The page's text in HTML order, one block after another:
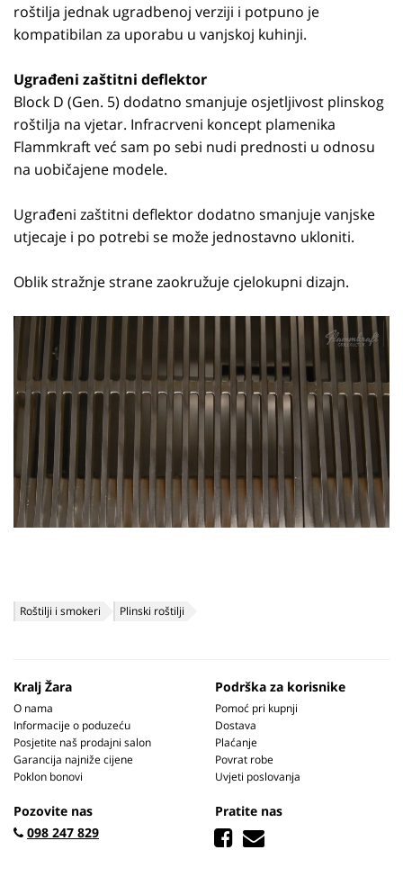
roštilja jednak ugradbenoj verziji i potpuno je
kompatibilan za uporabu u vanjskoj kuhinji.
Ugrađeni zaštitni deflektor
Block D (Gen. 5) dodatno smanjuje osjetljivost plinskog
roštilja na vjetar. Infracrveni koncept plamenika
Flammkraft već sam po sebi nudi prednosti u odnosu
na uobičajene modele.
Ugrađeni zaštitni deflektor dodatno smanjuje vanjske
utjecaje i po potrebi se može jednostavno ukloniti.
Oblik stražnje strane zaokružuje cjelokupni dizajn.
Roštilji i smokeri Plinski roštilji
Kralj Žara
O nama
Informacije o poduzeću
Posjetite naš prodajni salon
Garancija najniže cijene
Poklon bonovi
Podrška za korisnike
Pomoć pri kupnji
Dostava
Plaćanje
Povrat robe
Uvjeti poslovanja
Pozovite nas
098 247 829
Pratite nas